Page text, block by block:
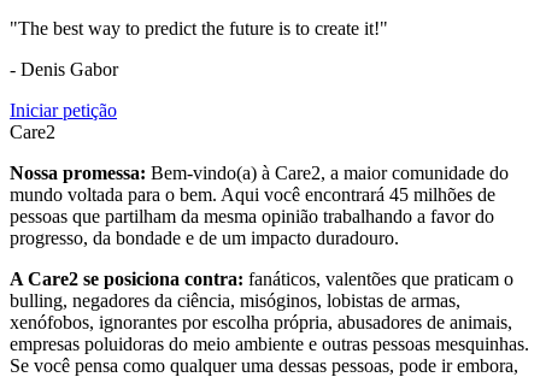
"The best way to predict the future is to create it!"
- Denis Gabor
Iniciar petição
Care2
Nossa promessa: Bem-vindo(a) à Care2, a maior comunidade do
mundo voltada para o bem. Aqui você encontrará 45 milhões de
pessoas que partilham da mesma opinião trabalhando a favor do
progresso, da bondade e de um impacto duradouro.
A Care2 se posiciona contra: fanáticos, valentões que praticam o
bulling, negadores da ciência, misóginos, lobistas de armas,
xenófobos, ignorantes por escolha própria, abusadores de animais,
empresas poluidoras do meio ambiente e outras pessoas mesquinhas.
Se você pensa como qualquer uma dessas pessoas, pode ir embora,